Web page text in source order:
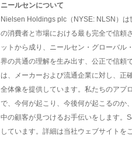
ニールセンについて
Nielsen Holdings plc（NYSE: NLSN）
の消費者と市場における最も完全で信頼
ットから成り、ニールセン・グローバル
界の共通の理解を生み出す、公正で信頼
は、メーカーおよび流通企業に対し、正
全体像を提供しています。私たちのアプ
で、今何が起こり、今後何が起こるのか
中の顧客が見つけるお手伝いをします。
しています。詳細は当社ウェブサイトを